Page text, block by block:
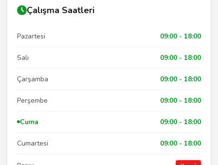
Çalışma Saatleri
Pazartesi 09:00 - 18:00
Salı 09:00 - 18:00
Çarşamba 09:00 - 18:00
Perşembe 09:00 - 18:00
Cuma 09:00 - 18:00
Cumartesi 09:00 - 18:00